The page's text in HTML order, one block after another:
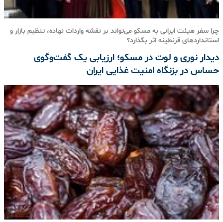
چرا سفر هیئت ایرانی به مسکو می‌تواند بر نقشه واردات نهاده، تنظیم بازار و
استانداردهای قرنطینه اثر بگذارد؟
دیدار نوری و لوت در مسکو؛ ارزیابی یک گفت‌وگوی
حساس در بزنگاه امنیت غذایی ایران